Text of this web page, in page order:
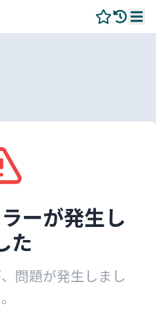
ーが発生し
た
問題が発生しまし